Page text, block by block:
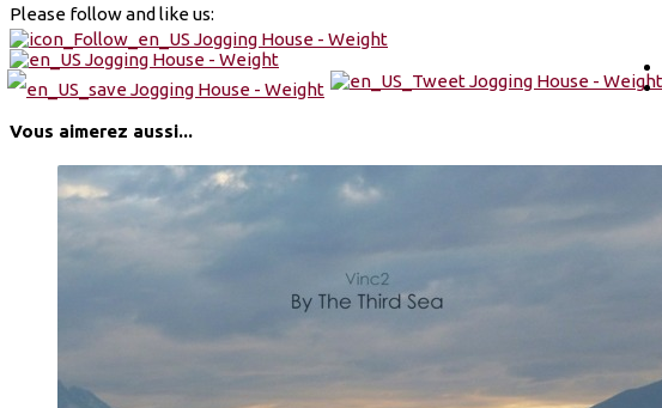
Please follow and like us:
Vous aimerez aussi...